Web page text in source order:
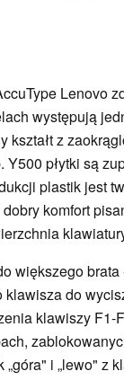
Lenovo
występują
kształt z
płytki są
plastik jest
komfort
większego
do
klawiszy F1-
„góra" i „lewo" z